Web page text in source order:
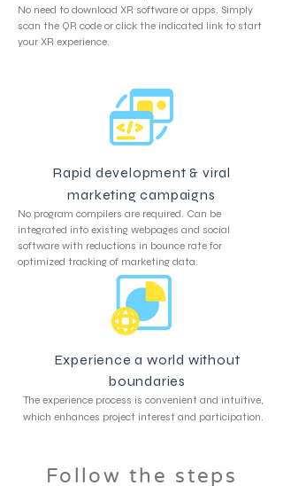
No need to download XR software or apps. Simply
scan the QR code or click the indicated link to start
your XR experience.
Rapid development & viral
marketing campaigns
No program compilers are required. Can be
integrated into existing webpages and social
software with reductions in bounce rate for
optimized tracking of marketing data.
Experience a world without
boundaries
The experience process is convenient and intuitive,
which enhances project interest and participation.
Follow the steps